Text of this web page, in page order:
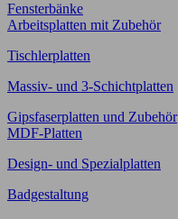
Fensterbänke
Arbeitsplatten mit Zubehör
Tischlerplatten
Massiv- und 3-Schichtplatten
Gipsfaserplatten und Zubehör
MDF-Platten
Design- und Spezialplatten
Badgestaltung